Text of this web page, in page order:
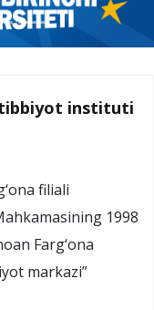
tibbiyot instituti
filiali
1998
Farg‘ona
markazi”